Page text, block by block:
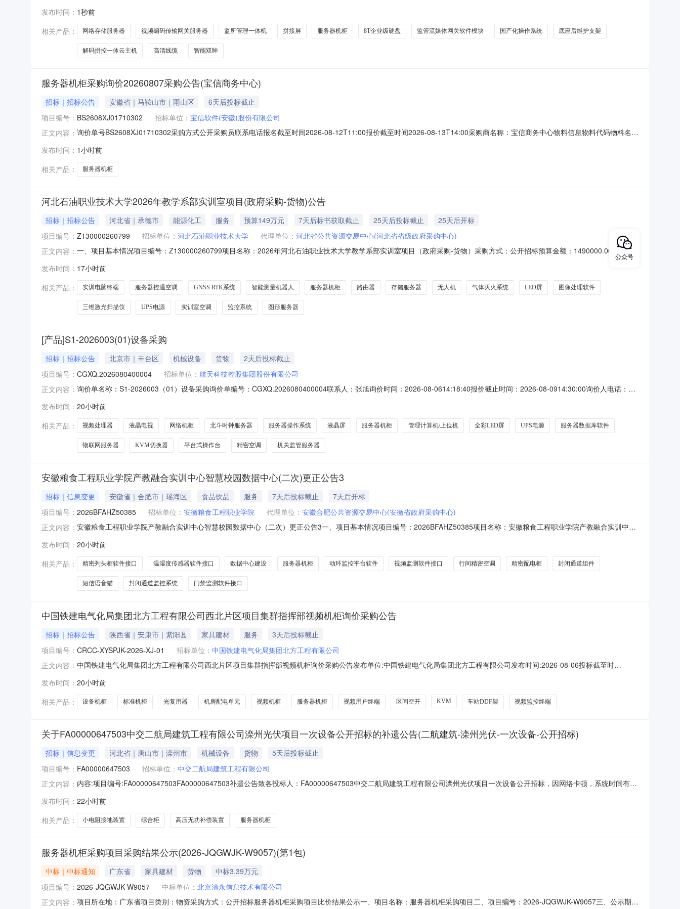
岗区永新街40号1单元1层1号(住宅)联系方式：13039730567六、合同主要信息主要标的：序号名称数量(单位)单价(元)总价(
发布时间： 1秒前
相关产品：
网络存储服务器 视频编码传输网关服务器 监所管理一体机 拼接屏 服务器机柜 8T企业级硬盘 监管流媒体网关软件模块 国产化操作系统 底座后维护支架
解码拼控一体云主机 高清线缆 智能双眸
服务器机柜采购询价20260807采购公告(宝信商务中心)
招标｜招标公告 安徽省｜马鞍山市｜雨山区
6天后投标截止
项目编号： BS2608XJ01710302 招标单位： 宝信软件(安徽)股份有限公司
正文内容： 询价单号BS2608XJ01710302采购方式公开采购员联系电话报名截至时间2026-08-12T11:00报价截至时间2026-08-13T14:00采购商名称：宝信商务中心物料信息物料代码物料名称
2026-08-31到货地点：安徽省马鞍山市雨山区湖南西路1390号刘向方13170057808。发询方：上海宝信
发布时间： 1小时前
相关产品：
服务器机柜
河北石油职业技术大学2026年教学系部实训室项目(政府采购-货物)公告
招标｜招标公告 河北省｜承德市 能源化工 服务 预算149万元 7天后标书获取截止 25天后投标截止
25天后开标
项目编号： Z130000260799 招标单位： 河北石油职业技术大学 代理单位： 河北省公共资源交易中心(河北省省级政府采购中心)
正文内容： 一、项目基本情况项目编号：Z130000260799项目名称：2026年河北石油职业技术大学教学系部实训室项目（政府采购-货物）采购方式：公开招标预算金额：1490000.00最高限
价：\采购需求：河北石油职业技术大学2026年河北石油职业技术大学教学系部实训室项目（政府采购-货物）公开招标，1包（智能测绘与监测综合实训室）项目预算金额：149万
元，采购内容包括：智能测量机器人、GNSSRTK系统（移动站+基准站）、三维激光扫描仪、无人机、无人机专用正射相机、无人机专用激光雷达、图形服务器、实训电脑终端、
存储服务器
发布时间： 17小时前
相关产品：
实训电脑终端 服务器控温空调 GNSS RTK系统 智能测量机器人 服务器机柜 路由器 存储服务器 无人机 气体灭火系统 LED屏 图像处理软件
三维激光扫描仪 UPS电源 实训室空调 监控系统 图形服务器
[产品]S1-2026003(01)设备采购
招标｜招标公告 北京市｜丰台区 机械设备 货物
2天后投标截止
项目编号： CGXQ.2026080400004 招标单位： 航天科技控股集团股份有限公司
正文内容： 询价单名称：S1-2026003（01）设备采购询价单编号：CGXQ.2026080400004联系人：张旭询价时间：2026-08-0614:18:40报价截止时间：2026-08-0914:30:00询价人电话：
不允许供应商提交多个报价方案报价币种：人民币付款方式:其他报价价格类型:落地价收货地址:北京市/北京市/丰台区海鹰路6号院2号楼各
发布时间： 20小时前
相关产品：
视频处理器 液晶电视 网络机柜 北斗时钟服务器 服务器操作系统 液晶屏 服务器机柜 管理计算机/上位机 全彩LED屏 UPS电源 服务器数据库软件
物联网服务器 KVM切换器 平台式操作台 精密空调 机关监管服务器
安徽粮食工程职业学院产教融合实训中心智慧校园数据中心(二次)更正公告3
招标｜信息变更 安徽省｜合肥市｜瑶海区 食品饮品 服务 7天后投标截止
7天后开标
项目编号： 2026BFAHZ50385 招标单位： 安徽粮食工程职业学院 代理单位： 安徽合肥公共资源交易中心(安徽省政府采购中心)
正文内容： 安徽粮食工程职业学院产教融合实训中心智慧校园数据中心（二次）更正公告3一、项目基本情况项目编号：2026BFAHZ50385项目名称：安徽粮食工程职业学院产教融合实训中心
关于本项目评分标准中投标人业绩“自2023年1月1日起（以合同签订日期为准），投标人具有数据中心（或中心机房）建设（或智能化集成）项目业绩，每提供1个业绩得2分，满分
得6分。”
发布时间： 20小时前
相关产品：
精密列头柜软件接口 温湿度传感器软件接口 数据中心建设 服务器机柜 动环监控平台软件 视频监测软件接口 行间精密空调 精密配电柜 封闭通道组件
短信语音猫 封闭通道监控系统 门禁监测软件接口
中国铁建电气化局集团北方工程有限公司西北片区项目集群指挥部视频机柜询价采购公告
招标｜招标公告 陕西省｜安康市｜紫阳县 家具建材 服务
3天后投标截止
项目编号： CRCC-XYSPJK-2026-XJ-01 招标单位： 中国铁建电气化局集团北方工程有限公司
正文内容： 中国铁建电气化局集团北方工程有限公司西北片区项目集群指挥部视频机柜询价采购公告发布单位:中国铁建电气化局集团北方工程有限公司发布时间:2026-08-06投标截至时
有意向的合格供应商参与报价。一、项目概况及询价采购内容1.1项目概况襄渝线视频监控补强项目。普速铁路隧道口技防监控补强工程（襄渝线）和襄渝线隧道口、区间技防监控
发布时间： 20小时前
相关产品：
设备机柜 标准机柜 光复用器 机房配电单元 视频机柜 服务器机柜 视频用户终端 区间空开 KVM 车站DDF架 视频监控终端
关于FA00000647503中交二航局建筑工程有限公司滦州光伏项目一次设备公开招标的补遗公告(二航建筑-滦州光伏-一次设备-公开招标)
招标｜信息变更 河北省｜唐山市｜滦州市 机械设备 货物
5天后投标截止
项目编号： FA00000647503 招标单位： 中交二航局建筑工程有限公司
正文内容： 内容:项目编号:FA00000647503FA00000647503补遗公告致各投标人：FA00000647503中交二航局建筑工程有限公司滦州光伏项目一次设备公开招标，因网络卡顿，系统时间有
明税率单位1综合柜35KV高压开关柜13%架2小电阻接地装置35KV站用接地变小电阻成套装置13%台3高压无功补偿装置35(kV)TCR（户内型）0＜Q≤10
发布时间： 22小时前
相关产品：
小电阻接地装置 综合柜 高压无功补偿装置 服务器机柜
服务器机柜采购项目采购结果公示(2026-JQGWJK-W9057)(第1包)
中标｜中标通知 广东省 家具建材 货物
中标3.39万元
项目编号： 2026-JQGWJK-W9057 中标单位： 北京清永信息技术有限公司
正文内容： 项目所在地：广东省项目类别：物资采购方式：公开招标服务器机柜采购项目比价结果公示一、项目名称：服务器机柜采购项目二、项目编号：2026-JQGWJK-W9057三、公示期
公众号